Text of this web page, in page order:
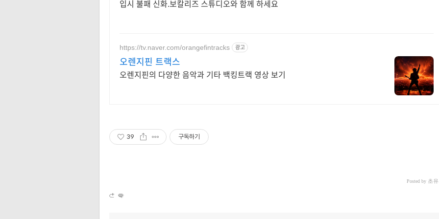
입시 불패 신화.보칼리즈 스튜디오와 함께 하세요
https://tv.naver.com/orangefintracks 광고
오렌지핀 트랙스
오렌지핀의 다양한 음악과 기타 백킹트랙 영상 보기
39 구독하기
Posted by 초